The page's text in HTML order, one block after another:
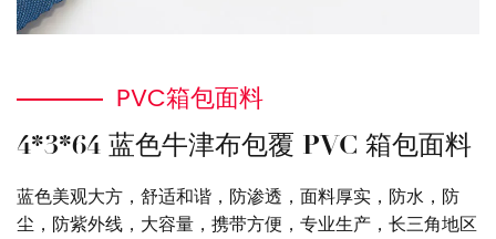
PVC箱包面料
4*3*64 蓝色牛津布包覆 PVC 箱包面料
蓝色美观大方，舒适和谐，防渗透，面料厚实，防水，防
尘，防紫外线，大容量，携带方便，专业生产，长三角地区